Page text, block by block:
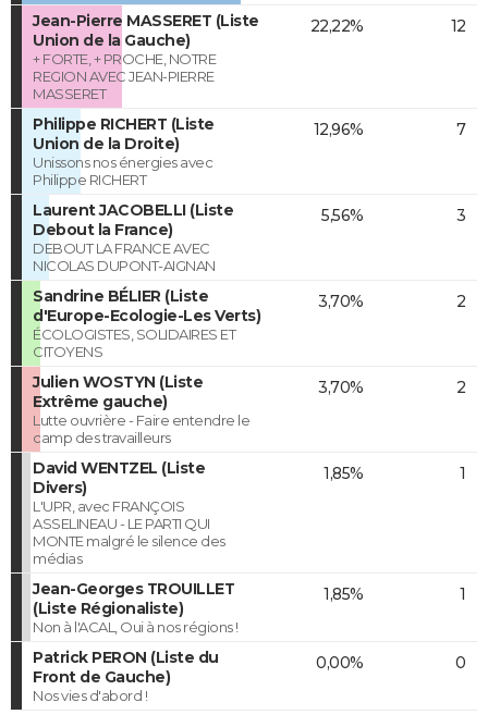
Jean-Pierre MASSERET (Liste
Union de la Gauche)
+ FORTE, + PROCHE, NOTRE
REGION AVEC JEAN-PIERRE
MASSERET
22,22% 12
Philippe RICHERT (Liste
Union de la Droite)
Unissons nos énergies avec
Philippe RICHERT
12,96% 7
Laurent JACOBELLI (Liste
Debout la France)
DEBOUT LA FRANCE AVEC
NICOLAS DUPONT-AIGNAN
5,56% 3
Sandrine BÉLIER (Liste
d'Europe-Ecologie-Les Verts)
ÉCOLOGISTES, SOLIDAIRES ET
CITOYENS
3,70% 2
Julien WOSTYN (Liste
Extrême gauche)
Lutte ouvrière - Faire entendre le
camp des travailleurs
3,70% 2
David WENTZEL (Liste
Divers)
L'UPR, avec FRANÇOIS
ASSELINEAU - LE PARTI QUI
MONTE malgré le silence des
médias
1,85% 1
Jean-Georges TROUILLET
(Liste Régionaliste)
Non à l'ACAL, Oui à nos régions !
1,85% 1
Patrick PERON (Liste du
Front de Gauche)
Nos vies d'abord !
0,00% 0